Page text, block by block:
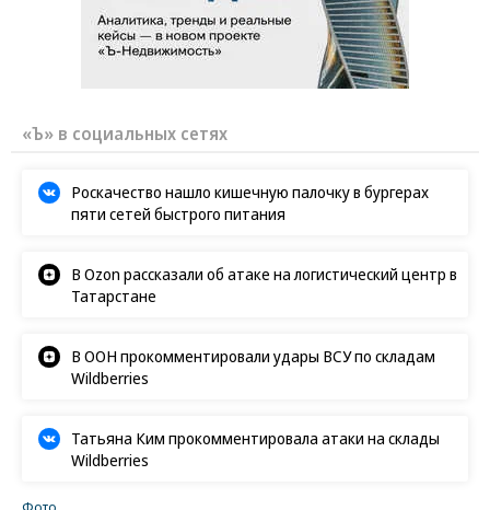
«Ъ» в социальных сетях
Роскачество нашло кишечную палочку в бургерах
пяти сетей быстрого питания
В Ozon рассказали об атаке на логистический центр в
Татарстане
В ООН прокомментировали удары ВСУ по складам
Wildberries
Татьяна Ким прокомментировала атаки на склады
Wildberries